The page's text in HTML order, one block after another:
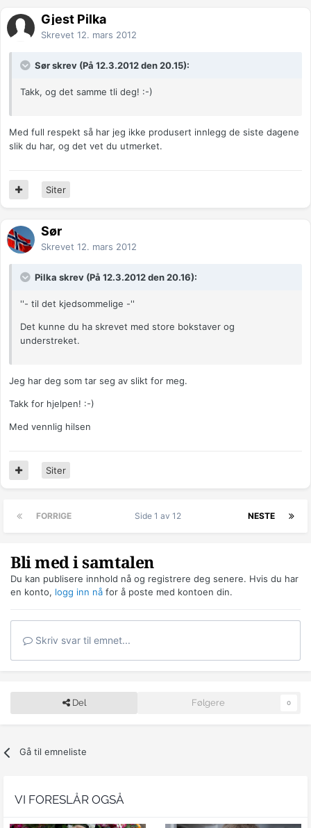
Gjest Pilka
Skrevet 12. mars 2012
Sør skrev (På 12.3.2012 den 20.15):
Takk, og det samme tli deg! :-)
Med full respekt så har jeg ikke produsert innlegg de siste dagene
slik du har, og det vet du utmerket.
Siter
Sør
Skrevet 12. mars 2012
Pilka skrev (På 12.3.2012 den 20.16):
''- til det kjedsommelige -''
Det kunne du ha skrevet med store bokstaver og
understreket.
Jeg har deg som tar seg av slikt for meg.
Takk for hjelpen! :-)
Med vennlig hilsen
Siter
FORRIGE NESTE
Side 1 av 12
Bli med i samtalen
Du kan publisere innhold nå og registrere deg senere. Hvis du har
en konto, logg inn nå for å poste med kontoen din.
Skriv svar til emnet...
Del Følgere 0
Gå til emneliste
VI FORESLÅR OGSÅ